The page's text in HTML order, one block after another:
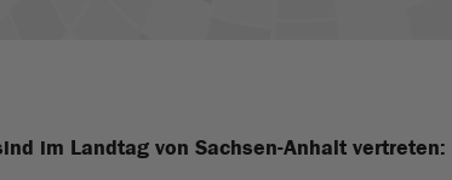
im Landtag von Sachsen-Anhalt vertreten: